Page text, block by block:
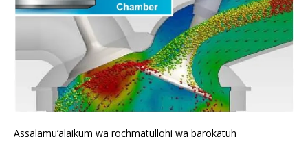
Assalamu’alaikum wa rochmatullohi wa barokatuh